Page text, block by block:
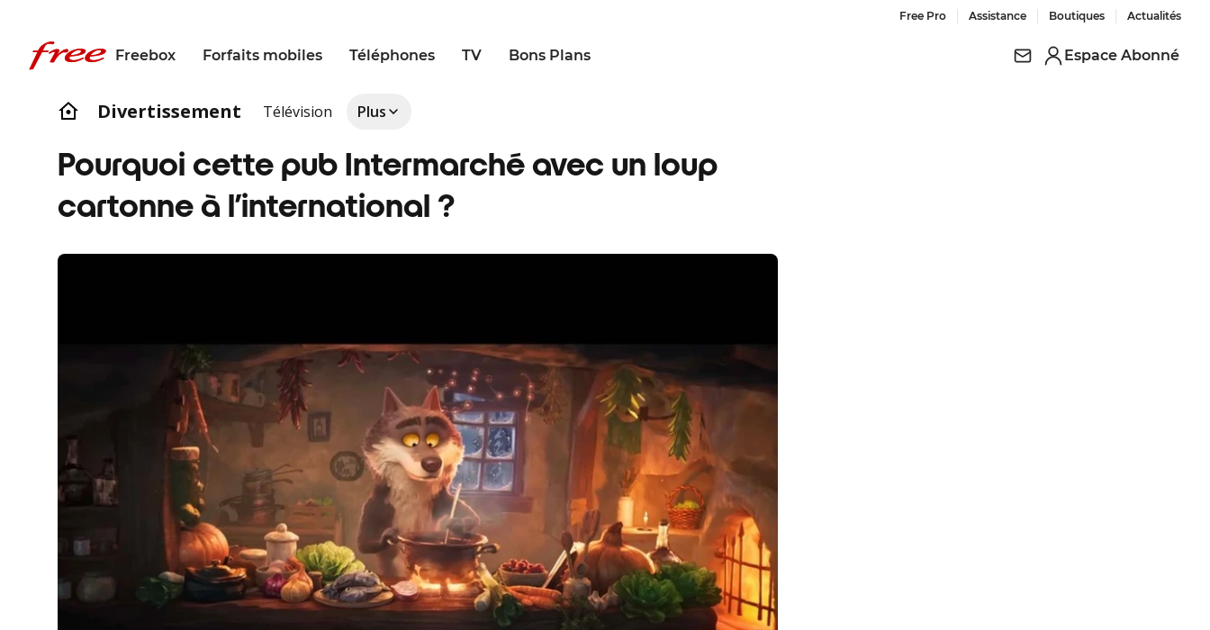
Free Pro Assistance Boutiques Actualités
Freebox Forfaits mobiles Téléphones TV Bons Plans Espace Abonné
Divertissement Télévision Plus
Pourquoi cette pub Intermarché avec un loup
cartonne à l’international ?